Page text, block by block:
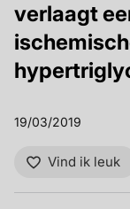
verlaagt
19/03/2019
Vind ik leuk